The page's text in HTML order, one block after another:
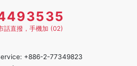
話直撥，手機加 (02)
+886-2-77349823